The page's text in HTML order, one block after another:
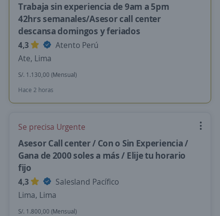
Trabaja sin experiencia de 9am a 5pm
42hrs semanales/Asesor call center
descansa domingos y feriados
4,3
Atento Perú
Ate, Lima
S/. 1.130,00 (Mensual)
Hace 2 horas
Se precisa Urgente
Asesor Call center / Con o Sin Experiencia /
Gana de 2000 soles a más / Elije tu horario
fijo
4,3
Salesland Pacífico
Lima, Lima
S/. 1.800,00 (Mensual)